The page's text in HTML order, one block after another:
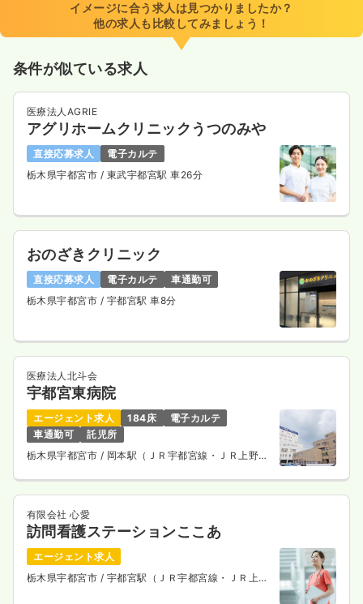
イメージに合う求人は見つかりましたか？
他の求人も比較してみましょう！
条件が似ている求人
医療法人AGRIE
アグリホームクリニックうつのみや
直接応募求人
電子カルテ
栃木県宇都宮市 / 東武宇都宮駅 車26分
おのざきクリニック
直接応募求人 電子カルテ
車通勤可
栃木県宇都宮市 / 宇都宮駅 車8分
医療法人北斗会
宇都宮東病院
エージェント求人 184床
電子カルテ
車通勤可
託児所
栃木県宇都宮市 / 岡本駅（ＪＲ宇都宮線・ＪＲ上野東
有限会社 心愛
訪問看護ステーションここあ
エージェント求人
栃木県宇都宮市 / 宇都宮駅（ＪＲ宇都宮線・ＪＲ上野